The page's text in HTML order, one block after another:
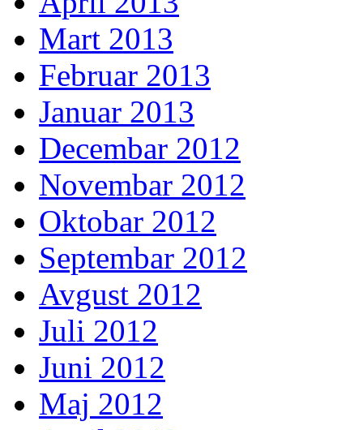
Mart 2013
Februar 2013
Januar 2013
Decembar 2012
Novembar 2012
Oktobar 2012
Septembar 2012
Avgust 2012
Juli 2012
Juni 2012
Maj 2012